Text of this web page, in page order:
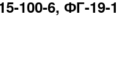
100-6, ФГ-19-